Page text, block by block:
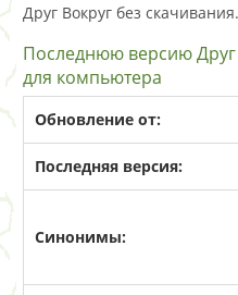
Друг Вокруг без скачивания.
Последнюю версию Друг
для компьютера
Обновление от:
Последняя версия:
Синонимы: